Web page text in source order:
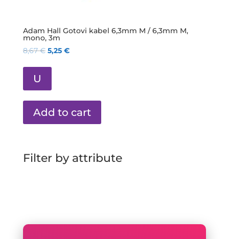
Adam Hall Gotovi kabel 6,3mm M / 6,3mm M,
mono, 3m
8,67€ 5,25 €
U
Add to cart
Filter by attribute